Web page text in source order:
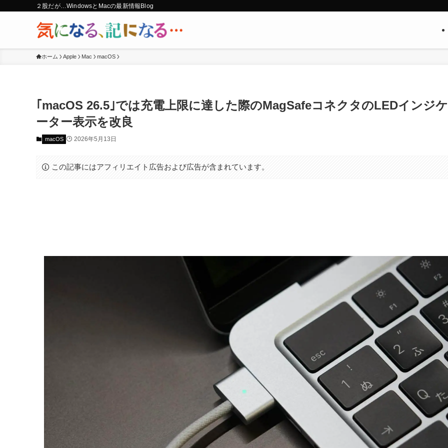
２股だが…WindowsとMacの最新情報Blog
ホーム Apple Mac macOS
｢macOS 26.5｣では充電上限に達した際のMagSafeコネクタのLEDインジケ
ーター表示を改良
macOS 2026年5月13日
この記事にはアフィリエイト広告および広告が含まれています。